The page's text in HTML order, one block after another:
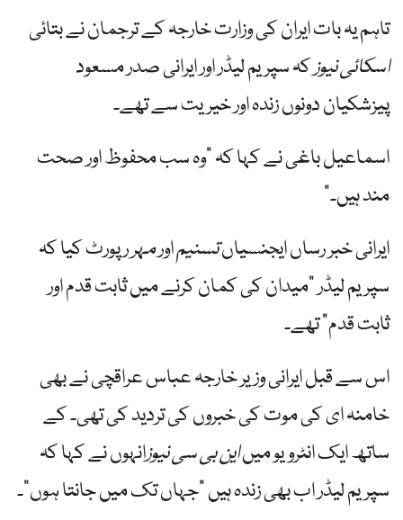
تاہم یہ بات ایران کی وزارت خارجہ کے ترجمان نے بتائی
اسکائی نیوزکہ سپریم لیڈر اور ایرانی صدر مسعود
پیزشکیان دونوں زندہ اور خیریت سے تھے۔
اسماعیل باغی نے کہا کہ "وہ سب محفوظ اور صحت
مند ہیں۔”
ایرانی خبر رساں ایجنسیاںتسنیماورمہررپورٹ کیا کہ
سپریم لیڈر "میدان کی کمان کرنے میں ثابت قدم اور
ثابت قدم” تھے۔
اس سے قبل ایرانی وزیر خارجہ عباس عراقچی نے بھی
خامنہ ای کی موت کی خبروں کی تردید کی تھی۔ کے
ساتھ ایک انٹرویو میںاین بی سی نیوزانہوں نے کہا کہ
سپریم لیڈر اب بھی زندہ ہیں "جہاں تک میں جانتا ہوں”۔